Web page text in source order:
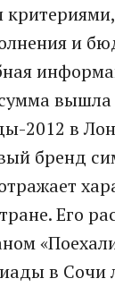
и
2012 в
бренд
Его
в Сочи